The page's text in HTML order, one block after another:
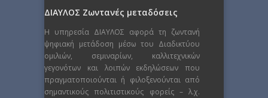
ΔΙΑΥΛΟΣ Ζωντανές μεταδόσεις
Η υπηρεσία ΔΙΑΥΛΟΣ αφορά τη ζωντανή
ψηφιακή μετάδοση μέσω του Διαδικτύου
ομιλιών, σεμιναρίων, καλλιτεχνικών
γεγονότων και λοιπών εκδηλώσεων που
πραγματοποιούνται ή φιλοξενούνται από
σημαντικούς πολιτιστικούς φορείς – λ.χ.